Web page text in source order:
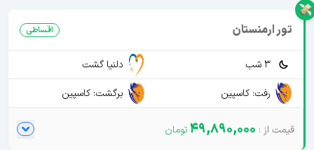
تور ارمنستان اقساطی
3 شب
دلنیا گشت
رفت: کاسپین
برگشت: کاسپین
49,890,000